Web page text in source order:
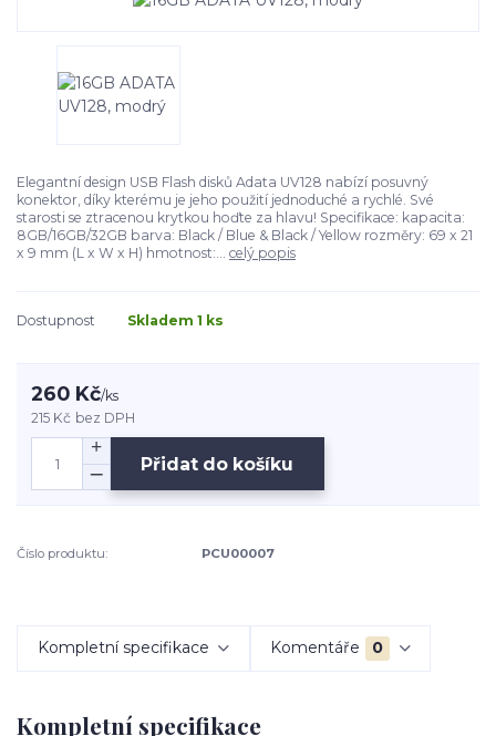
Elegantní design USB Flash disků Adata UV128 nabízí posuvný
konektor, díky kterému je jeho použití jednoduché a rychlé. Své
starosti se ztracenou krytkou hoďte za hlavu! Specifikace: kapacita:
8GB/16GB/32GB barva: Black / Blue & Black / Yellow rozměry: 69 x 21
x 9 mm (L x W x H) hmotnost:... celý popis
Dostupnost Skladem 1 ks
260 Kč/ks
215 Kč bez DPH
Přidat do košíku
Číslo produktu: PCU00007
Kompletní specifikace Komentáře 0
Kompletní specifikace